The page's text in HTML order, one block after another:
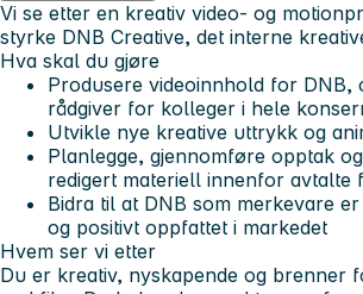
Vi se etter en kreativ video- og
styrke DNB Creative, det interne
Hva skal du gjøre
Produsere videoinnhold for DNB,
rådgiver for kolleger i hele
Utvikle nye kreative uttrykk og
Planlegge, gjennomføre opptak
redigert materiell innenfor avtalte
Bidra til at DNB som merkevare
og positivt oppfattet i markedet
Hvem ser vi etter
Du er kreativ, nyskapende og brenner